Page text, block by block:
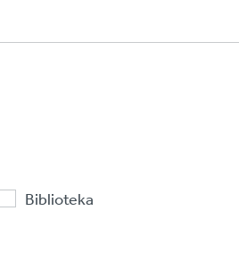
Biblioteka